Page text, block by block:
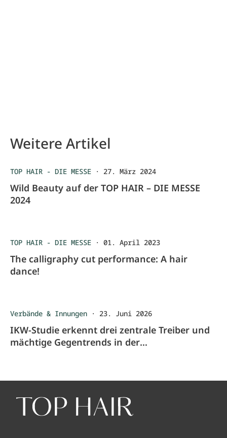
Weitere Artikel
TOP HAIR - DIE MESSE · 27. März 2024
Wild Beauty auf der TOP HAIR – DIE MESSE
2024
TOP HAIR - DIE MESSE · 01. April 2023
The calligraphy cut performance: A hair
dance!
Verbände & Innungen · 23. Juni 2026
IKW-Studie erkennt drei zentrale Treiber und
mächtige Gegentrends in der